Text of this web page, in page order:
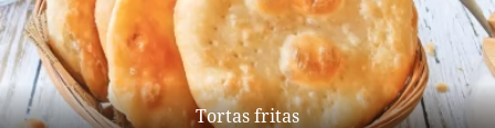
Tortas fritas